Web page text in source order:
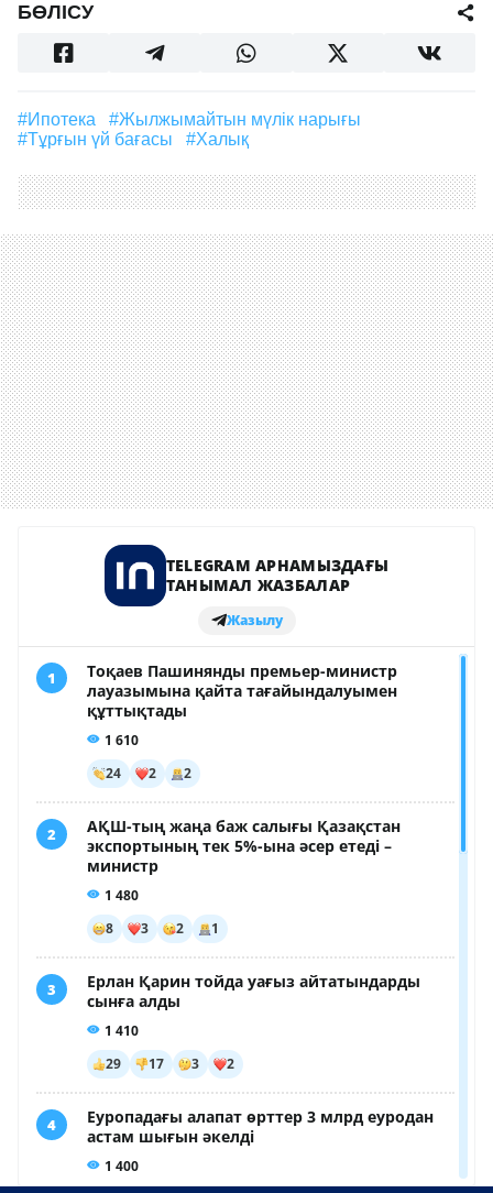
БӨЛІСУ
#Ипотека
#Жылжымайтын мүлік нарығы
#Тұрғын үй бағасы
#халық